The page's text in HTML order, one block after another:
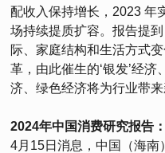
配收入保持增长，2023 年
场持续提质扩容。报告提
际、家庭结构和生活方式
革，由此催生的‘银发’经济
济、绿色经济将为行业带
2024年中国消费研究报告
4月15日消息，中国（海南